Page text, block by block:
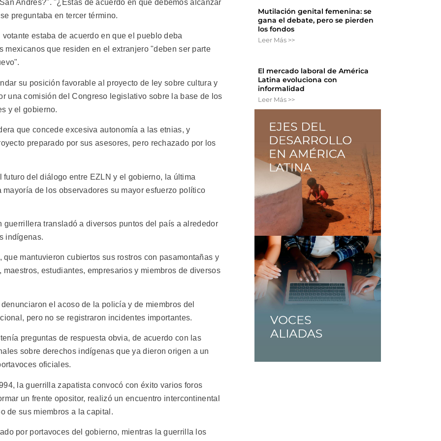
Andrés?". "¿Estás de acuerdo en que debemos alcanzar
preguntaba en tercer término.
estaba de acuerdo en que el pueblo deba
mexicanos que residen en el extranjero "deben ser parte
su posición favorable al proyecto de ley sobre cultura y
una comisión del Congreso legislativo sobre la base de los
y el gobierno.
que concede excesiva autonomía a las etnias, y
preparado por sus asesores, pero rechazado por los
del diálogo entre EZLN y el gobierno, la última
de los observadores su mayor esfuerzo político
transladó a diversos puntos del país a alrededor
indígenas.
mantuvieron cubiertos sus rostros con pasamontañas y
estudiantes, empresarios y miembros de diversos
el acoso de la policía y de miembros del
pero no se registraron incidentes importantes.
preguntas de respuesta obvia, de acuerdo con las
sobre derechos indígenas que ya dieron origen a un
oficiales.
la guerrilla zapatista convocó con éxito varios foros
un frente opositor, realizó un encuentro intercontinental
de sus miembros a la capital.
por portavoces del gobierno, mientras la guerrilla los
Mutilación genital femenina: se
gana el debate, pero se pierden
los fondos
Leer Más >>
El mercado laboral de América
Latina evoluciona con
informalidad
Leer Más >>